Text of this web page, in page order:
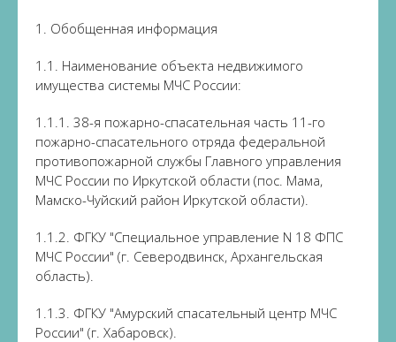
1. Обобщенная информация
1.1. Наименование объекта недвижимого
имущества системы МЧС России:
1.1.1. 38-я пожарно-спасательная часть 11-го
пожарно-спасательного отряда федеральной
противопожарной службы Главного управления
МЧС России по Иркутской области (пос. Мама,
Мамско-Чуйский район Иркутской области).
1.1.2. ФГКУ "Специальное управление N 18 ФПС
МЧС России" (г. Северодвинск, Архангельская
область).
1.1.3. ФГКУ "Амурский спасательный центр МЧС
России" (г. Хабаровск).